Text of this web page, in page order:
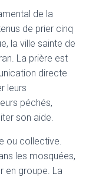
de la
de prier cinq
la ville sainte de
La prière est
directe
leurs
péchés,
son aide.
ou collective.
les mosquées,
en groupe. La